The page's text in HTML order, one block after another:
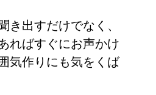
き出すだけでなく、
ればすぐにお声かけ
気作りにも気をくば